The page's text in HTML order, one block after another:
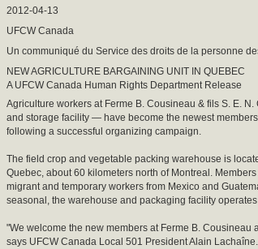
2012-04-13
UFCW Canada
Un communiqué du Service des droits de la personne
NEW AGRICULTURE BARGAINING UNIT IN QUEBEC
A UFCW Canada Human Rights Department Release
Agriculture workers at Ferme B. Cousineau & fils S. E.
and storage facility — have become the newest
following a successful organizing campaign.
The field crop and vegetable packing warehouse is
Quebec, about 60 kilometers north of Montreal.
migrant and temporary workers from Mexico and
seasonal, the warehouse and packaging facility
"We welcome the new members at Ferme B. Cousineau
says UFCW Canada Local 501 President Alain